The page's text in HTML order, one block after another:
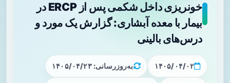
خونریزی داخل شکمی پس از ERCP در
بیمار با معده آبشاری: گزارش یک مورد و
درس‌های بالینی
۱۴۰۵/۰۴/۰۲ به‌روزرسانی: ۱۴۰۵/۰۴/۲۳